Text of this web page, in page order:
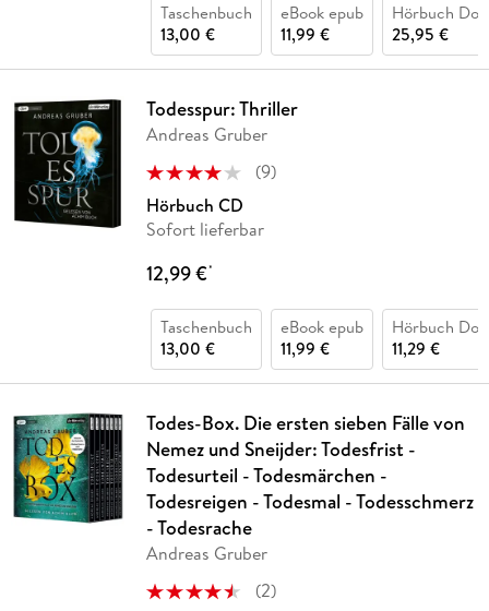
Taschenbuch
13,00 €
eBook epub
11,99 €
Hörbuch
25,95 €
Todesspur: Thriller
Andreas Gruber
(9)
Hörbuch CD
Sofort lieferbar
12,99 €*
Taschenbuch
13,00 €
eBook epub
11,99 €
Hörbuch
11,29 €
Todes-Box. Die ersten sieben Fälle von
Nemez und Sneijder: Todesfrist -
Todesurteil - Todesmärchen -
Todesreigen - Todesmal - Todesschmerz
- Todesrache
Andreas Gruber
(2)